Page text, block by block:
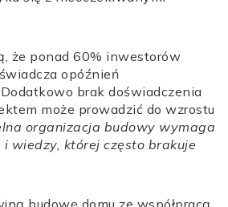
że ponad 60% inwestorów
opóźnień
brak doświadczenia
może prowadzić do wzrostu
organizacja budowy wymaga
wiedzy, której często brakuje
budowę domu ze współpracą